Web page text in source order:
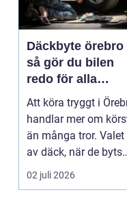
Däckbyte örebro
så gör du bilen
redo för alla
årstider
Att köra tryggt i
handlar mer om
än många tror. Valet
av däck, när de byts
och hur de...
02 juli 2026